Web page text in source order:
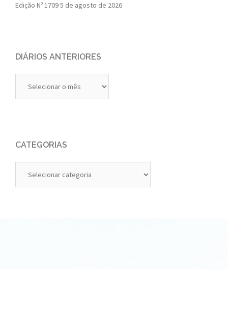
Edição Nº 17095 de agosto de 2026
DIÁRIOS ANTERIORES
Anteriores
CATEGORIAS